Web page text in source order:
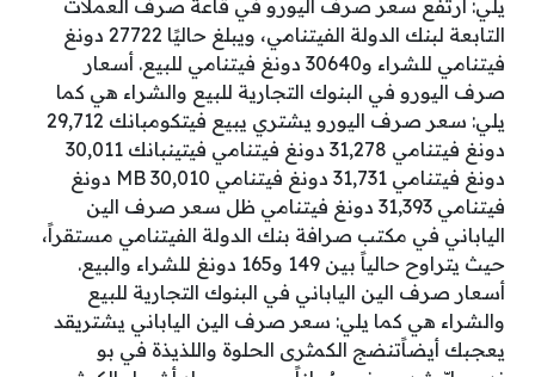
يلي: ارتفع سعر صرف اليورو في قاعة صرف العملات
التابعة لبنك الدولة الفيتنامي، ويبلغ حاليًا 27722 دونغ
فيتنامي للشراء و30640 دونغ فيتنامي للبيع. أسعار
صرف اليورو في البنوك التجارية للبيع والشراء هي كما
يلي: سعر صرف اليورو يشتري يبيع فيتكومبانك 29,712
دونغ فيتنامي 31,278 دونغ فيتنامي فيتينبانك 30,011
دونغ فيتنامي 31,731 دونغ فيتنامي MB 30,010 دونغ
فيتنامي 31,393 دونغ فيتنامي ظل سعر صرف الين
الياباني في مكتب صرافة بنك الدولة الفيتنامي مستقراً،
حيث يتراوح حالياً بين 149 و165 دونغ للشراء والبيع.
أسعار صرف الين الياباني في البنوك التجارية للبيع
والشراء هي كما يلي: سعر صرف الين الياباني يشتريقد
يعجبك أيضاًتنضج الكمثرى الحلوة واللذيذة في بو